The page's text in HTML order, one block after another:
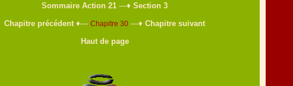
Sommaire Action 21 —♦ Section 3
Chapitre précédent ♦— Chapitre 30 —♦ Chapitre suivant
Haut de page